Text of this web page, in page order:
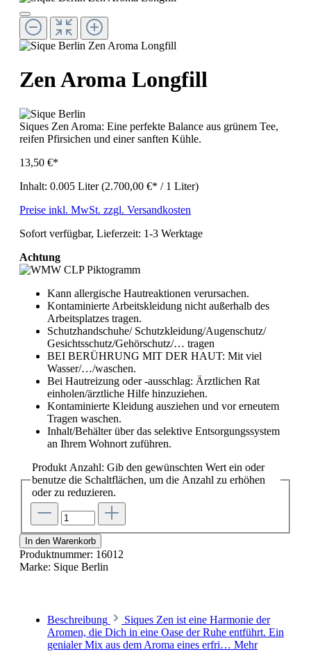
Zen Aroma Longfill
Siques Zen Aroma: Eine perfekte Balance aus grünem Tee,
reifen Pfirsichen und einer sanften Kühle.
13,50 €*
Inhalt: 0.005 Liter(2.700,00 €* / 1 Liter)
Preise inkl. MwSt. zzgl. Versandkosten
Sofort verfügbar, Lieferzeit: 1-3 Werktage
Achtung
Kann allergische Hautreaktionen verursachen.
Kontaminierte Arbeitskleidung nicht außerhalb des
Arbeitsplatzes tragen.
Schutzhandschuhe/ Schutzkleidung/Augenschutz/
Gesichtsschutz/Gehörschutz/… tragen
BEI BERÜHRUNG MIT DER HAUT: Mit viel
Wasser/…/waschen.
Bei Hautreizung oder -ausschlag: Ärztlichen Rat
einholen/ärztliche Hilfe hinzuziehen.
Kontaminierte Kleidung ausziehen und vor erneutem
Tragen waschen.
Inhalt/Behälter über das selektive Entsorgungssystem
an Ihrem Wohnort zuführen.
Produkt Anzahl: Gib den gewünschten Wert ein oder
benutze die Schaltflächen, um die Anzahl zu erhöhen
oder zu reduzieren.
In den Warenkorb
Produktnummer: 16012
Marke: Sique Berlin
Beschreibung
Siques Zen ist eine Harmonie der
Aromen, die Dich in eine Oase der Ruhe entführt. Ein
genialer Mix aus dem Aroma eines erfri… Mehr